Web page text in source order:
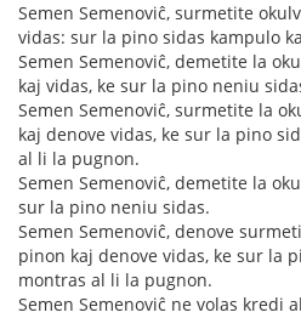
Semen Semenoviĉ, surmetite
vidas: sur la pino sidas kampulo
Semen Semenoviĉ, demetite la
kaj vidas, ke sur la pino neniu
Semen Semenoviĉ, surmetite la
kaj denove vidas, ke sur la pino
al li la pugnon.
Semen Semenoviĉ, demetite la
sur la pino neniu sidas.
Semen Semenoviĉ, denove
pinon kaj denove vidas, ke sur la
montras al li la pugnon.
Semen Semenoviĉ ne volas kredi